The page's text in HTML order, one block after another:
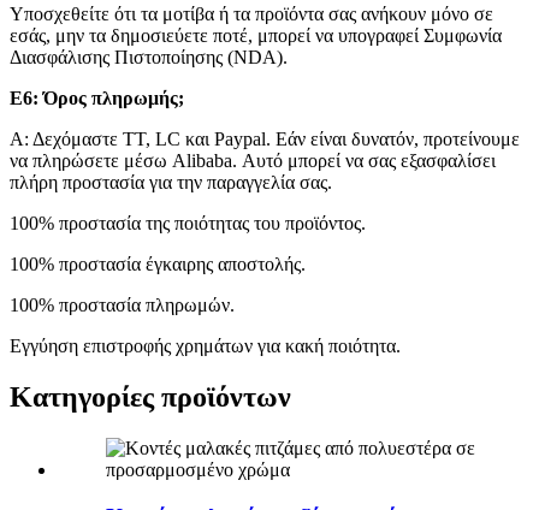
Υποσχεθείτε ότι τα μοτίβα ή τα προϊόντα σας ανήκουν μόνο σε
εσάς, μην τα δημοσιεύετε ποτέ, μπορεί να υπογραφεί Συμφωνία
Διασφάλισης Πιστοποίησης (NDA).
Ε6: Όρος πληρωμής;
Α: Δεχόμαστε TT, LC και Paypal. Εάν είναι δυνατόν, προτείνουμε
να πληρώσετε μέσω Alibaba. Αυτό μπορεί να σας εξασφαλίσει
πλήρη προστασία για την παραγγελία σας.
100% προστασία της ποιότητας του προϊόντος.
100% προστασία έγκαιρης αποστολής.
100% προστασία πληρωμών.
Εγγύηση επιστροφής χρημάτων για κακή ποιότητα.
Κατηγορίες προϊόντων